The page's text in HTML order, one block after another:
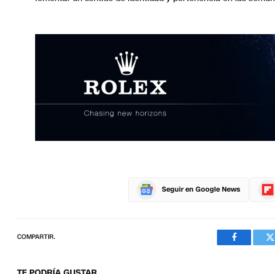
Seguir en Google News
COMPARTIR.
Facebook